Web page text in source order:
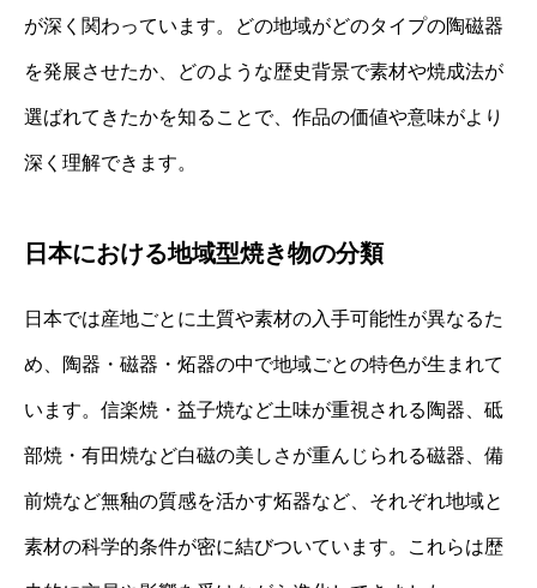
が深く関わっています。どの地域がどのタイプの陶磁器
を発展させたか、どのような歴史背景で素材や焼成法が
選ばれてきたかを知ることで、作品の価値や意味がより
深く理解できます。
日本における地域型焼き物の分類
日本では産地ごとに土質や素材の入手可能性が異なるた
め、陶器・磁器・炻器の中で地域ごとの特色が生まれて
います。信楽焼・益子焼など土味が重視される陶器、砥
部焼・有田焼など白磁の美しさが重んじられる磁器、備
前焼など無釉の質感を活かす炻器など、それぞれ地域と
素材の科学的条件が密に結びついています。これらは歴